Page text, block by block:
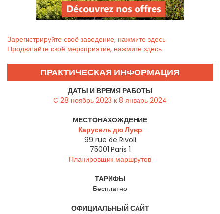
Зарегистрируйте своё заведение, нажмите здесь
Продвигайте своё мероприятие, нажмите здесь
ПРАКТИЧЕСКАЯ ИНФОРМАЦИЯ
ДАТЫ И ВРЕМЯ РАБОТЫ
C 28 ноябрь 2023 к 8 январь 2024
МЕСТОНАХОЖДЕНИЕ
Карусель дю Лувр
99 rue de Rivoli
75001 Paris 1
Планировщик маршрутов
ТАРИФЫ
Бесплатно
ОФИЦИАЛЬНЫЙ САЙТ